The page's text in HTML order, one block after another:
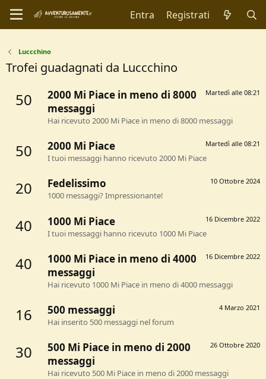
Entra Registrati
Luccchino
Trofei guadagnati da Luccchino
50 Martedì alle 08:21
2000 Mi Piace in meno di 8000
messaggi
Hai ricevuto 2000 Mi Piace in meno di 8000 messaggi
50 Martedì alle 08:21
2000 Mi Piace
I tuoi messaggi hanno ricevuto 2000 Mi Piace
20 10 Ottobre 2024
Fedelissimo
1000 messaggi? Impressionante!
40 16 Dicembre 2022
1000 Mi Piace
I tuoi messaggi hanno ricevuto 1000 Mi Piace
40 16 Dicembre 2022
1000 Mi Piace in meno di 4000
messaggi
Hai ricevuto 1000 Mi Piace in meno di 4000 messaggi
16 4 Marzo 2021
500 messaggi
Hai inserito 500 messaggi nel forum
30 26 Ottobre 2020
500 Mi Piace in meno di 2000
messaggi
Hai ricevuto 500 Mi Piace in meno di 2000 messaggi